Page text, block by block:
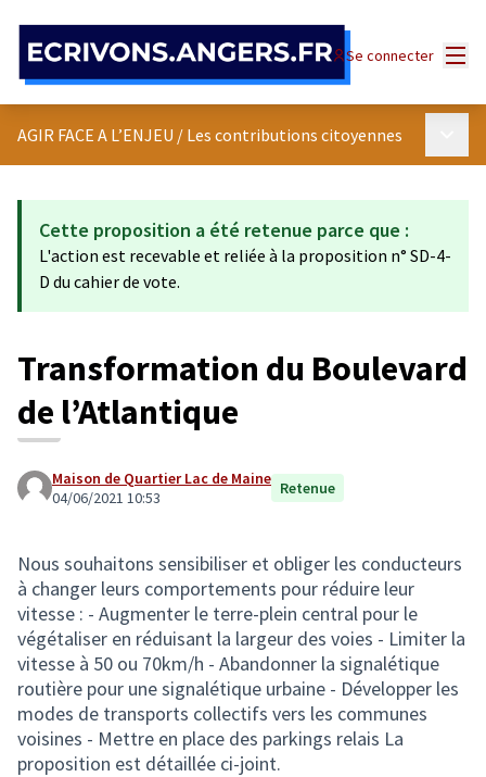
Se connecter
AGIR FACE A L’ENJEU / Les contributions citoyennes
Cette proposition a été retenue parce que :
L'action est recevable et reliée à la proposition n° SD-4-
D du cahier de vote.
Transformation du Boulevard
de l’Atlantique
Maison de Quartier Lac de Maine
04/06/2021 10:53
Retenue
Nous souhaitons sensibiliser et obliger les conducteurs
à changer leurs comportements pour réduire leur
vitesse : - Augmenter le terre-plein central pour le
végétaliser en réduisant la largeur des voies - Limiter la
vitesse à 50 ou 70km/h - Abandonner la signalétique
routière pour une signalétique urbaine - Développer les
modes de transports collectifs vers les communes
voisines - Mettre en place des parkings relais La
proposition est détaillée ci-joint.